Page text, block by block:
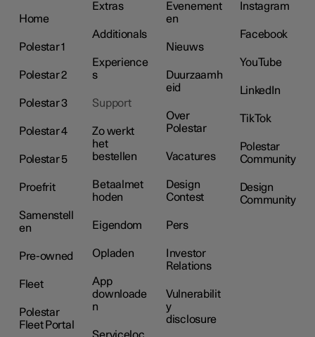
Home
Polestar 1
Polestar 2
Polestar 3
Polestar 4
Polestar 5
Proefrit
Samenstell
en
Pre-owned
Fleet
Polestar
Fleet Portal
Extras
Additionals
Experience
s
Support
Zo werkt
het
bestellen
Betaalmet
hoden
Eigendom
Opladen
App
downloade
n
Evenement
en
Nieuws
Duurzaamh
eid
Over
Polestar
Vacatures
Design
Contest
Pers
Investor
Relations
Vulnerabilit
y
disclosure
Instagram
Facebook
YouTube
LinkedIn
TikTok
Polestar
Community
Design
Community